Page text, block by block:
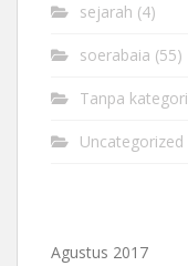
sejarah (4)
soerabaia (55)
Tanpa kategori
Uncategorized
Agustus 2017